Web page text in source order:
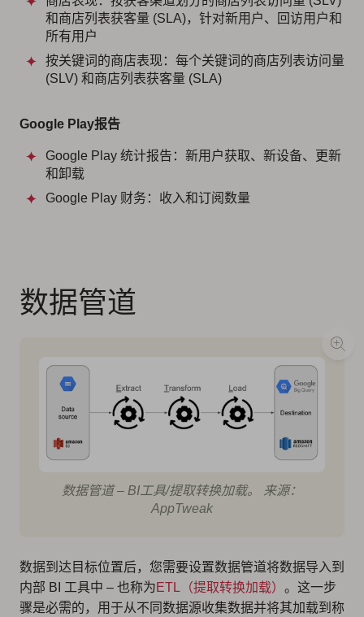
和商店列表获客量 (SLA)，针对新用户、回访用户和
所有用户
按关键词的商店表现：每个关键词的商店列表访问量
(SLV) 和商店列表获客量 (SLA)
Google Play报告
Google Play 统计报告：新用户获取、新设备、更新
和卸载
Google Play 财务：收入和订阅数量
数据管道
数据管道 – BI工具/提取转换加载。 来源：
AppTweak
数据到达目标位置后，您需要设置数据管道将数据导入到
内部 BI 工具中 – 也称为ETL（提取转换加载） 。这一步
骤是必需的，用于从不同数据源收集数据并将其加载到称